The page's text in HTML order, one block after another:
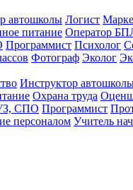
автошколы Логист
питание Оператор
Программист Психолог
Фотограф Эколог
Инструктор
Охрана труда
СПО Программист
персоналом Учитель